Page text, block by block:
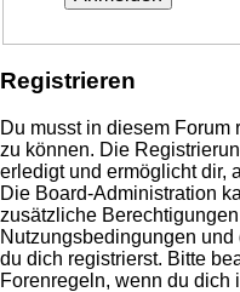
Registrieren
Du musst in diesem Forum
zu können. Die
erledigt und ermöglicht dir,
Die Board-Administration
zusätzliche
Nutzungsbedingungen
du dich registrierst. Bitte
Forenregeln, wenn du dich